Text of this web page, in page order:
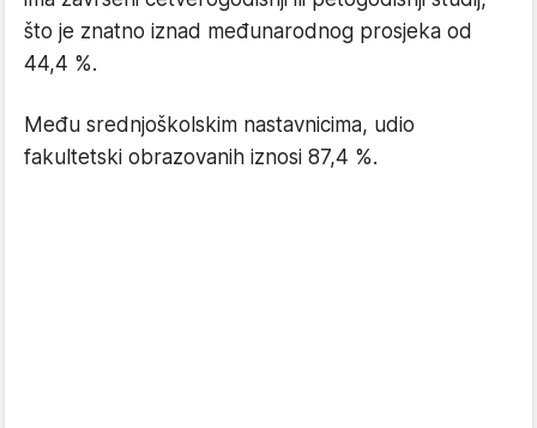
što je znatno iznad međunarodnog prosjeka od
44,4 %.
Među srednjoškolskim nastavnicima, udio
fakultetski obrazovanih iznosi 87,4 %.